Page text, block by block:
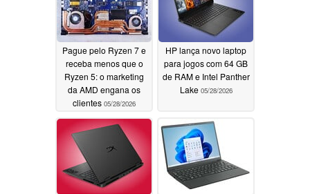
Pague pelo Ryzen 7 e
receba menos que o
Ryzen 5: o marketing
da AMD engana os
clientes 05/28/2026
HP lança novo laptop
para jogos com 64 GB
de RAM e Intel Panther
Lake 05/28/2026